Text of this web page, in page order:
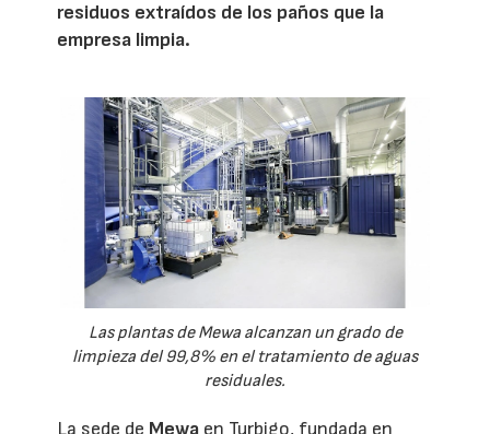
residuos extraídos de los paños que la
empresa limpia.
Las plantas de Mewa alcanzan un grado de
limpieza del 99,8% en el tratamiento de aguas
residuales.
La sede de Mewa en Turbigo, fundada en